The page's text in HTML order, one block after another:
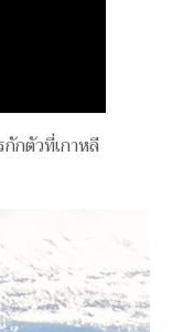
กตัวที่เกาหลี